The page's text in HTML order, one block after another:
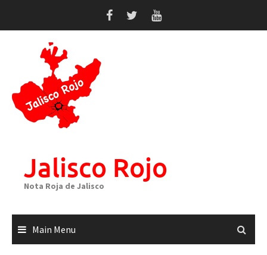
Jalisco Rojo
Nota Roja de Jalisco
Main Menu